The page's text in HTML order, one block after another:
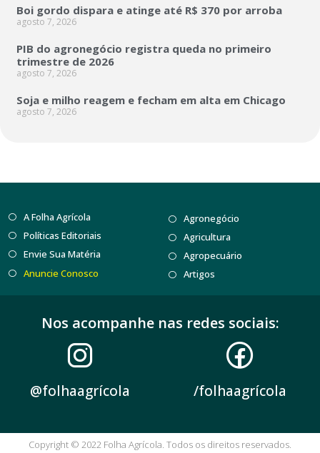
Boi gordo dispara e atinge até R$ 370 por arroba
agosto 7, 2026
PIB do agronegócio registra queda no primeiro
trimestre de 2026
agosto 7, 2026
Soja e milho reagem e fecham em alta em Chicago
agosto 7, 2026
A Folha Agrícola
Políticas Editoriais
Envie Sua Matéria
Anuncie Conosco
Agronegócio
Agricultura
Agropecuário
Artigos
Nos acompanhe nas redes sociais:
@folhaagrícola /folhaagrícola
Copyright © 2022 Folha Agrícola. Todos os direitos reservados.